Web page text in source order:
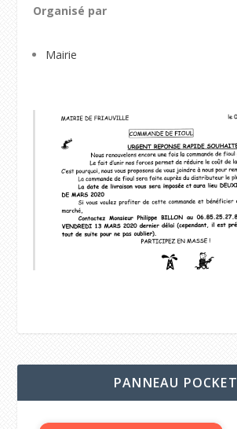
Organisé par
Mairie
PANNEAU POCKET